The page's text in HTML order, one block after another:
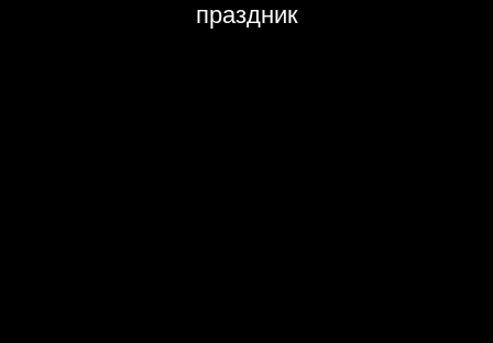
праздник